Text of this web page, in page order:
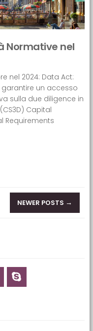
Normative nel
nel 2024: Data Act:
un accesso
sulla due diligence in
Capital
Requirements
NEWER POSTS →